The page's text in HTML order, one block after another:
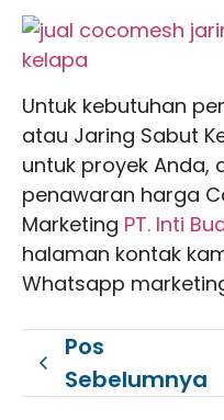
Untuk kebutuhan
atau Jaring Sabut
untuk proyek Anda,
penawaran harga
Marketing PT. Inti
halaman kontak
Whatsapp
Pos
Sebelumnya